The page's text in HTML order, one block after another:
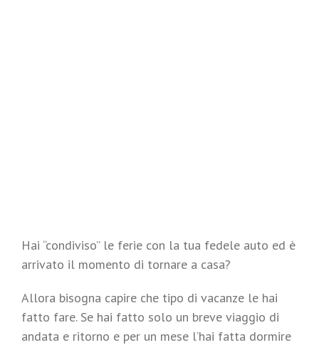
Hai “condiviso” le ferie con la tua fedele auto ed è
arrivato il momento di tornare a casa?
Allora bisogna capire che tipo di vacanze le hai
fatto fare. Se hai fatto solo un breve viaggio di
andata e ritorno e per un mese l’hai fatta dormire